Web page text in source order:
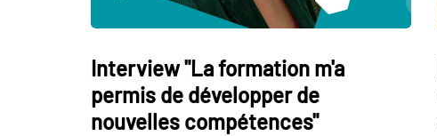
Interview "La formation m'a
permis de développer de
nouvelles compétences"